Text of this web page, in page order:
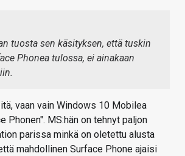
tuosta sen käsityksen, että tuskin
Phonea tulossa, ei ainakaan
vaan vain Windows 10 Mobilea
Phonen". MS:hän on tehnyt paljon
parissa minkä on oletettu alusta
mahdollinen Surface Phone ajaisi